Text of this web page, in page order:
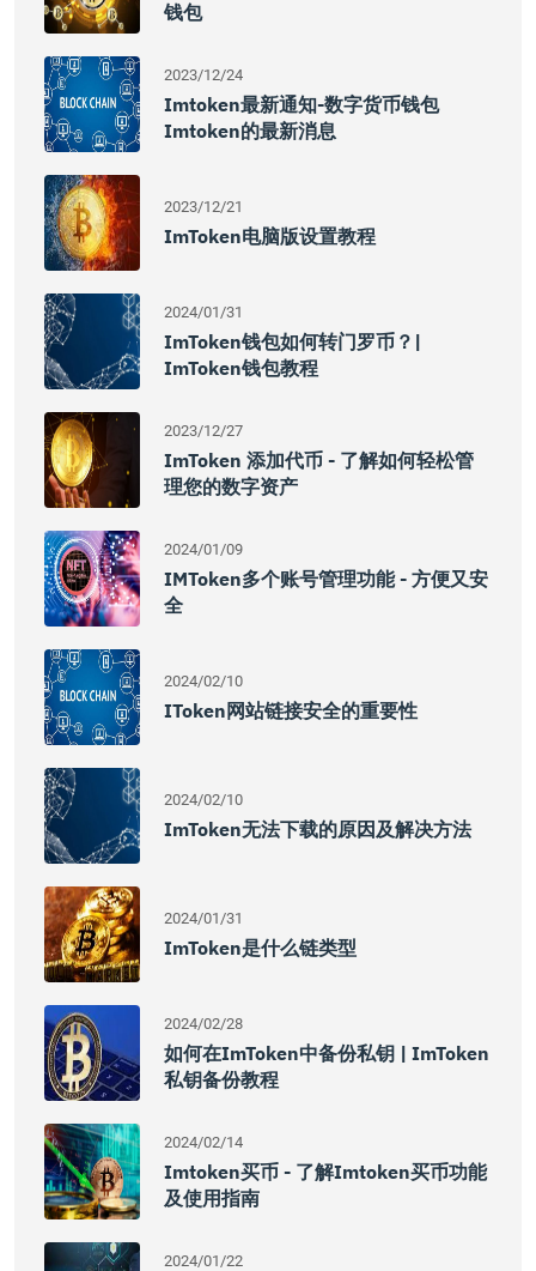
钱包
2023/12/24
Imtoken最新通知-数字货币钱包
Imtoken的最新消息
2023/12/21
ImToken电脑版设置教程
2024/01/31
ImToken钱包如何转门罗币？|
ImToken钱包教程
2023/12/27
ImToken 添加代币 - 了解如何轻松管
理您的数字资产
2024/01/09
IMToken多个账号管理功能 - 方便又安
全
2024/02/10
IToken网站链接安全的重要性
2024/02/10
ImToken无法下载的原因及解决方法
2024/01/31
ImToken是什么链类型
2024/02/28
如何在imToken中备份私钥 | ImToken
私钥备份教程
2024/02/14
Imtoken买币 - 了解imtoken买币功能
及使用指南
2024/01/22